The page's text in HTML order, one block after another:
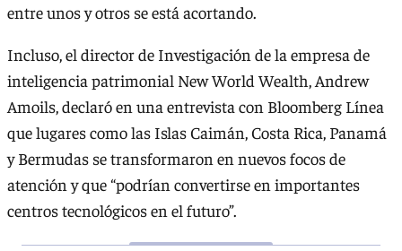
entre unos y otros se está acortando.
Incluso, el director de Investigación de la empresa de
inteligencia patrimonial New World Wealth, Andrew
Amoils, declaró en una entrevista con Bloomberg Línea
que lugares como las Islas Caimán, Costa Rica, Panamá
y Bermudas se transformaron en nuevos focos de
atención y que “podrían convertirse en importantes
centros tecnológicos en el futuro”.